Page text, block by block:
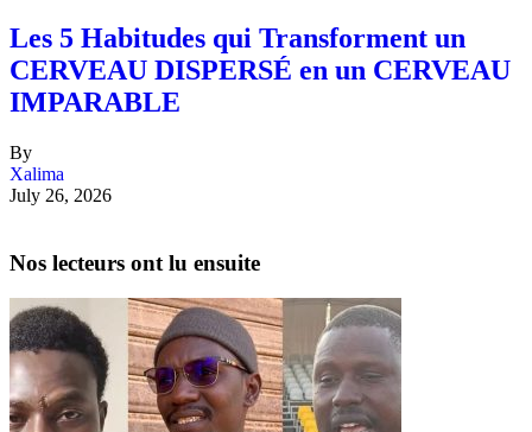
Les 5 Habitudes qui Transforment un
CERVEAU DISPERSÉ en un CERVEAU
IMPARABLE
By
Xalima
July 26, 2026
Nos lecteurs ont lu ensuite